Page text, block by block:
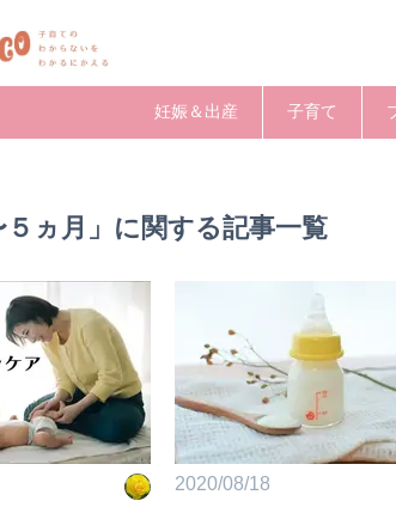
妊娠＆出産 子育て
５ヵ月」に関する記事一覧
2020/08/18